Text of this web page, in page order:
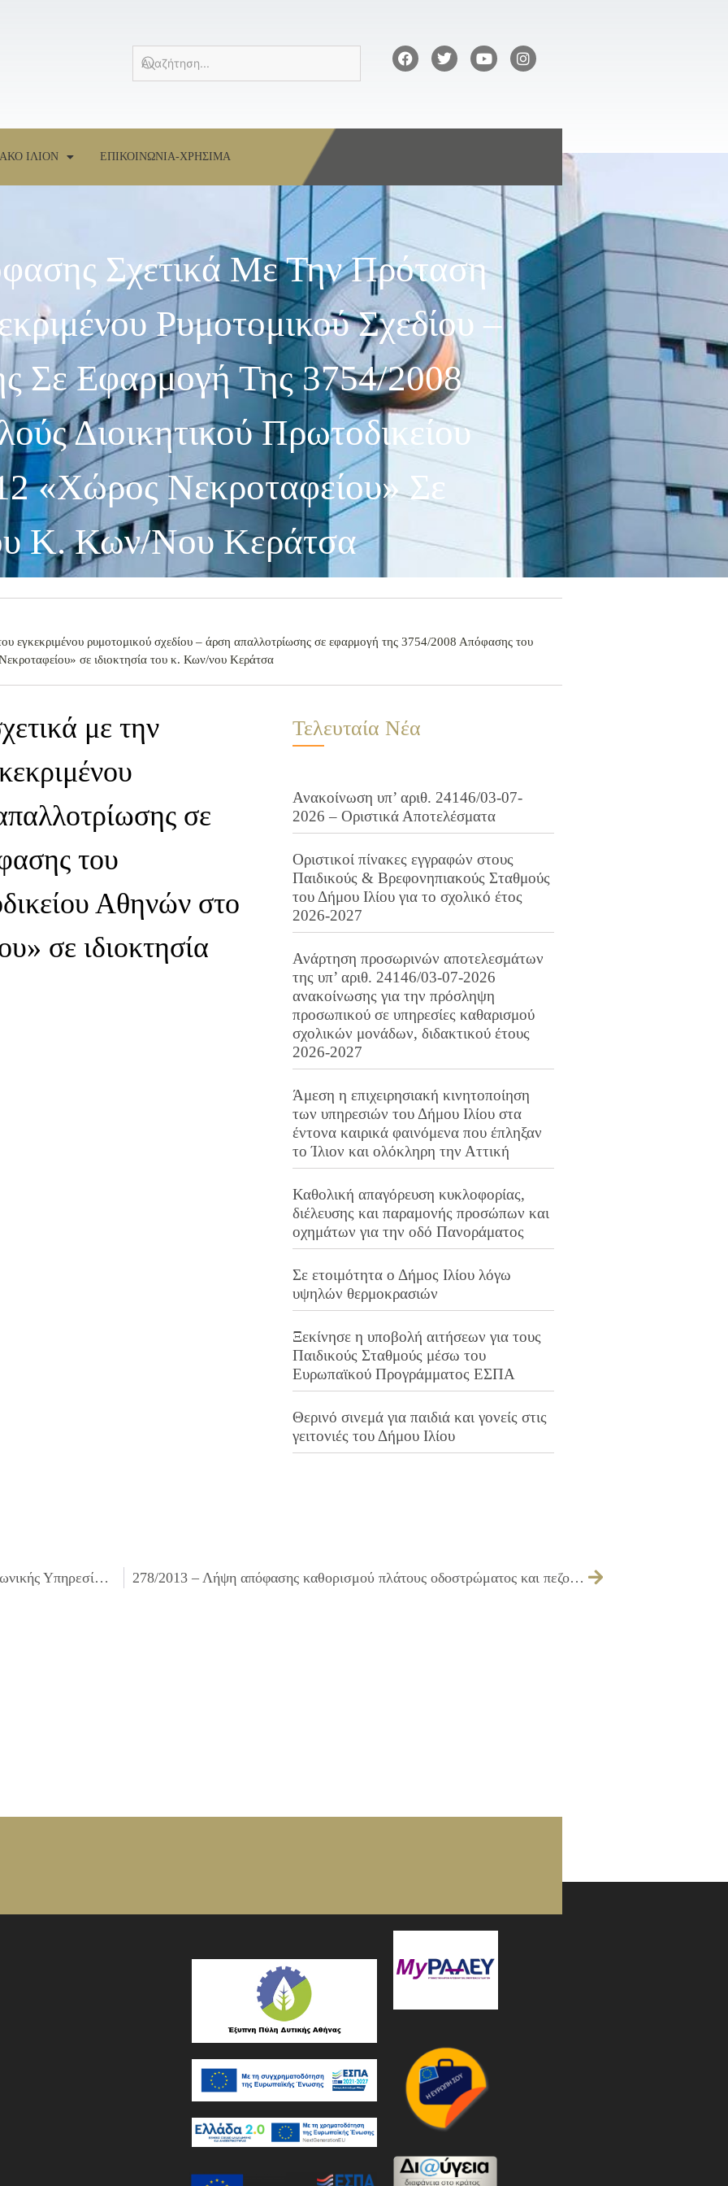
ΙΛΙΟΝ ΕΠΙΚΟΙΝΩΝΙΑ-ΧΡΗΣΙΜΑ
Σχετικά Με Την Πρόταση
Ρυμοτομικού Σχεδίου –
Σε Εφαρμογή Της 3754/2008
Διοικητικού Πρωτοδικείου
«Χώρος Νεκροταφείου» Σε
Κ. Κων/νου Κεράτσα
εγκεκριμένου ρυμοτομικού σχεδίου – άρση απαλλοτρίωσης σε εφαρμογή της 3754/2008 Απόφασης του
σε ιδιοκτησία του κ. Κων/νου Κεράτσα
με την
σε
του
Αθηνών στο
σε ιδιοκτησία
Τελευταία Νέα
Ανακοίνωση υπ’ αριθ. 24146/03-07-
2026 – Οριστικά Αποτελέσματα
Οριστικοί πίνακες εγγραφών στους
Παιδικούς & Βρεφονηπιακούς Σταθμούς
του Δήμου Ιλίου για το σχολικό έτος
2026-2027
Ανάρτηση προσωρινών αποτελεσμάτων
της υπ’ αριθ. 24146/03-07-2026
ανακοίνωσης για την πρόσληψη
προσωπικού σε υπηρεσίες καθαρισμού
σχολικών μονάδων, διδακτικού έτους
2026-2027
Άμεση η επιχειρησιακή κινητοποίηση
των υπηρεσιών του Δήμου Ιλίου στα
έντονα καιρικά φαινόμενα που έπληξαν
το Ίλιον και ολόκληρη την Αττική
Καθολική απαγόρευση κυκλοφορίας,
διέλευσης και παραμονής προσώπων και
οχημάτων για την οδό Πανοράματος
Σε ετοιμότητα ο Δήμος Ιλίου λόγω
υψηλών θερμοκρασιών
Ξεκίνησε η υποβολή αιτήσεων για τους
Παιδικούς Σταθμούς μέσω του
Ευρωπαϊκού Προγράμματος ΕΣΠΑ
Θερινό σινεμά για παιδιά και γονείς στις
γειτονιές του Δήμου Ιλίου
276/2013 – Μίσθωση οικήματος για τη στέγαση της Κοινωνικής Υπηρεσίας & του ΚΕΠ του Δήμου 278/2013 – Λήψη απόφασης καθορισμού πλάτους οδοστρώματος και πεζοδρομίων για την ανάπλαση της οδού Αγ. Νικολάου